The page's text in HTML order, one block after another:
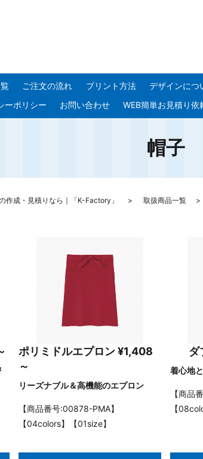
ご注文の流れ プリント方法 デザインにつ
ーポリシー お問い合わせ WEB簡単お見積り依
帽子
作成・見積りなら｜「K-Factory」 取扱商品一覧
ポリミドルエプロン ¥1,408
～
リーズナブル＆高機能のエプロン
【商品番号:00878-PMA】
【04colors】【01size】
ダ
着心地
【商品
【